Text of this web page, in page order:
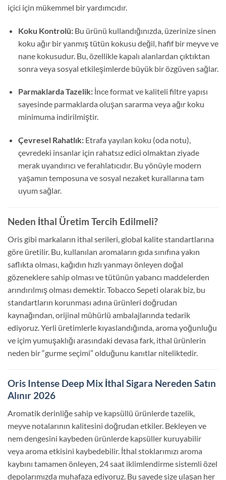
içici için mükemmel bir yardımcıdır.
Koku Kontrolü:Bu ürünü kullandığınızda, üzerinize sinen
koku ağır bir yanmış tütün kokusu değil, hafif bir meyve ve
nane kokusudur. Bu, özellikle kapalı alanlardan çıktıktan
sonra veya sosyal etkileşimlerde büyük bir özgüven sağlar.
Parmaklarda Tazelik:İnce format ve kaliteli filtre yapısı
sayesinde parmaklarda oluşan sararma veya ağır koku
minimuma indirilmiştir.
Çevresel Rahatlık:Etrafa yayılan koku (oda notu),
çevredeki insanlar için rahatsız edici olmaktan ziyade
merak uyandırıcı ve ferahlatıcıdır. Bu yönüyle modern
yaşamın temposuna ve sosyal nezaket kurallarına tam
uyum sağlar.
Neden İthal Üretim Tercih Edilmeli?
Oris gibi markaların ithal serileri, global kalite standartlarına
göre üretilir. Bu, kullanılan aromaların gıda sınıfına yakın
saflıkta olması, kağıdın hızlı yanmayı önleyen doğal
gözeneklere sahip olması ve tütünün yabancı maddelerden
arındırılmış olması demektir. Tobacco Sepeti olarak biz, bu
standartların korunması adına ürünleri doğrudan
kaynağından, orijinal mühürlü ambalajlarında tedarik
ediyoruz. Yerli üretimlerle kıyaslandığında, aroma yoğunluğu
ve içim yumuşaklığı arasındaki devasa fark, ithal ürünlerin
neden bir “gurme seçimi” olduğunu kanıtlar niteliktedir.
Oris Intense Deep Mix İthal Sigara Nereden Satın
Alınır 2026
Aromatik derinliğe sahip ve kapsüllü ürünlerde tazelik,
meyve notalarının kalitesini doğrudan etkiler. Bekleyen ve
nem dengesini kaybeden ürünlerde kapsüller kuruyabilir
veya aroma etkisini kaybedebilir. İthal stoklarımızı aroma
kaybını tamamen önleyen, 24 saat iklimlendirme sistemli özel
depolarımızda muhafaza ediyoruz. Bu sayede size ulaşan her